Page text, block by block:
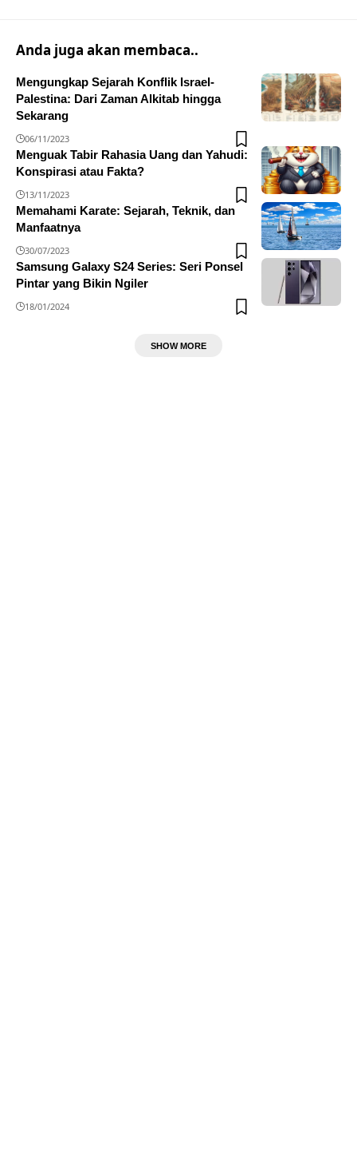
Anda juga akan membaca..
Mengungkap Sejarah Konflik Israel-
Palestina: Dari Zaman Alkitab hingga
Sekarang
06/11/2023
Menguak Tabir Rahasia Uang dan Yahudi:
Konspirasi atau Fakta?
13/11/2023
Memahami Karate: Sejarah, Teknik, dan
Manfaatnya
30/07/2023
Samsung Galaxy S24 Series: Seri Ponsel
Pintar yang Bikin Ngiler
18/01/2024
SHOW MORE